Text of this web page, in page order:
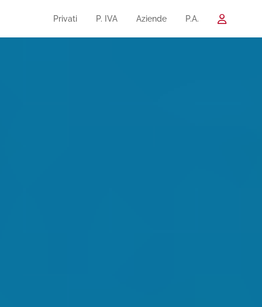
Privati P. IVA Aziende P.A.